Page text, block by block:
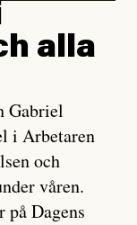
alla
Gabriel
i Arbetaren
och
våren.
på Dagens